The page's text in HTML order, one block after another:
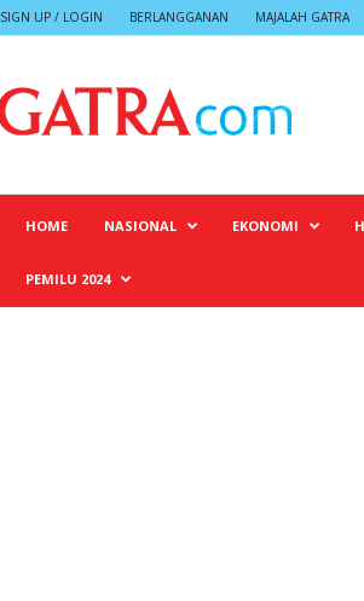
SIGN UP / LOGIN BERLANGGANAN MAJALAH GATRA
HOME NASIONAL EKONOMI
PEMILU 2024